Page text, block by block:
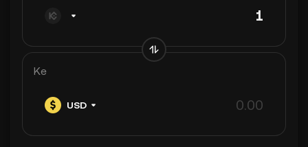
Ke
USD